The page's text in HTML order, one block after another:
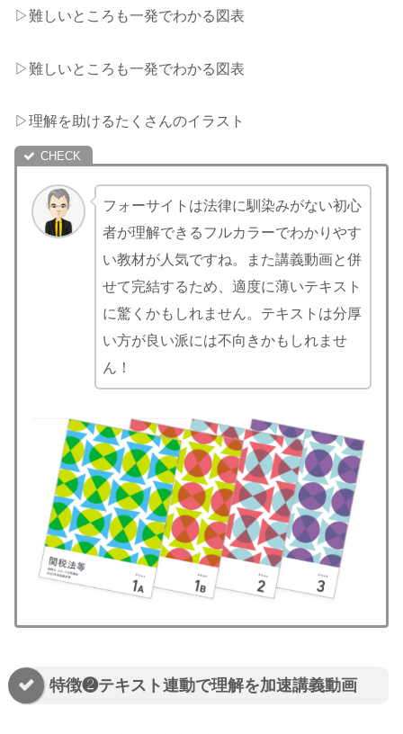
▷難しいところも一発でわかる図表
▷難しいところも一発でわかる図表
▷理解を助けるたくさんのイラスト
フォーサイトは法律に馴染みがない初心
者が理解できるフルカラーでわかりやす
い教材が人気ですね。また講義動画と併
せて完結するため、適度に薄いテキスト
に驚くかもしれません。テキストは分厚
い方が良い派には不向きかもしれませ
ん！
特徴❷テキスト連動で理解を加速講義動画